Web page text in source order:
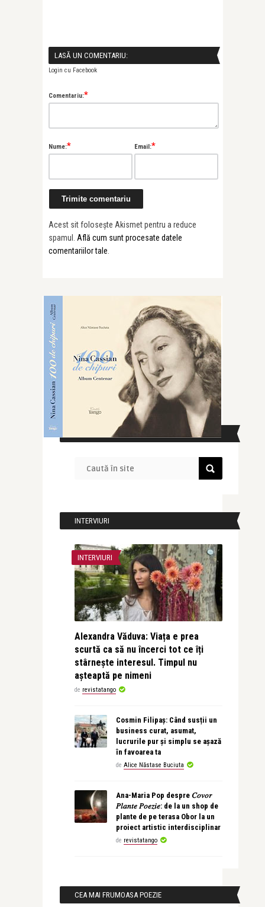
LASĂ UN COMENTARIU:
Login cu Facebook
Comentariu:*
Nume:* Email:*
Acest sit folosește Akismet pentru a reduce
spamul. Află cum sunt procesate datele
comentariilor tale
CAUTĂ ÎN SITE
INTERVIURI
INTERVIURI
Alexandra Văduva: Viața e prea
scurtă ca să nu încerci tot ce îți
stârnește interesul. Timpul nu
așteaptă pe nimeni
de revistatango
Cosmin Filipaș: Când susții un
business curat, asumat,
lucrurile pur și simplu se așază
în favoarea ta
de Alice Năstase Buciuta
Ana-Maria Pop despre 𝐶𝑜𝑣𝑜𝑟
𝑃𝑙𝑎𝑛𝑡𝑒 𝑃𝑜𝑒𝑧𝑖𝑒: de la un shop de
plante de pe terasa Obor la un
proiect artistic interdisciplinar
de revistatango
CEA MAI FRUMOASA POEZIE